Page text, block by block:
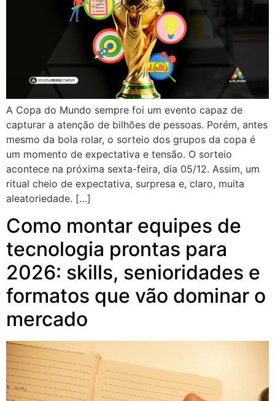
A Copa do Mundo sempre foi um evento capaz de
capturar a atenção de bilhões de pessoas. Porém, antes
mesmo da bola rolar, o sorteio dos grupos da copa é
um momento de expectativa e tensão. O sorteio
acontece na próxima sexta-feira, dia 05/12. Assim, um
ritual cheio de expectativa, surpresa e, claro, muita
aleatoriedade. […]
Como montar equipes de
tecnologia prontas para
2026: skills, senioridades e
formatos que vão dominar o
mercado